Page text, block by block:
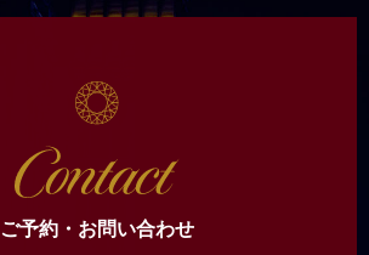
ご予約・お問い合わせ